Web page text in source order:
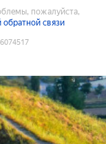
пожалуйста,
связи